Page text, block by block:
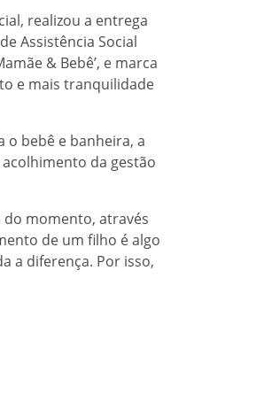
realizou a entrega
Assistência Social
& Bebê’, e marca
e mais tranquilidade
o bebê e banheira, a
da gestão
do momento, através
de um filho é algo
a diferença. Por isso,